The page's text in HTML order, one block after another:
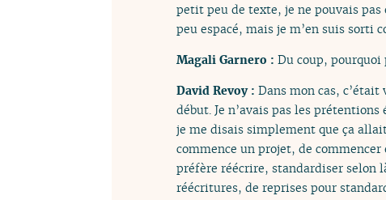
petit peu de texte, je ne pouvais pas
peu espacé, mais je m’en suis sorti
Magali Garnero : Du coup, pourquoi
David Revoy : Dans mon cas,
début. Je n’avais pas les
je me disais simplement que ça
commence un projet, de
préfère réécrire, standardiser selon
réécritures, de reprises pour